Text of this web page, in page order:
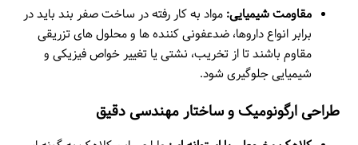
مقاومت شیمیایی: مواد به کار رفته در ساخت صفر بند باید در
برابر انواع داروها، ضدعفونی کننده ها و محلول های تزریقی
مقاوم باشند تا از تخریب، نشتی یا تغییر خواص فیزیکی و
شیمیایی جلوگیری شود.
طراحی ارگونومیک و ساختار مهندسی دقیق